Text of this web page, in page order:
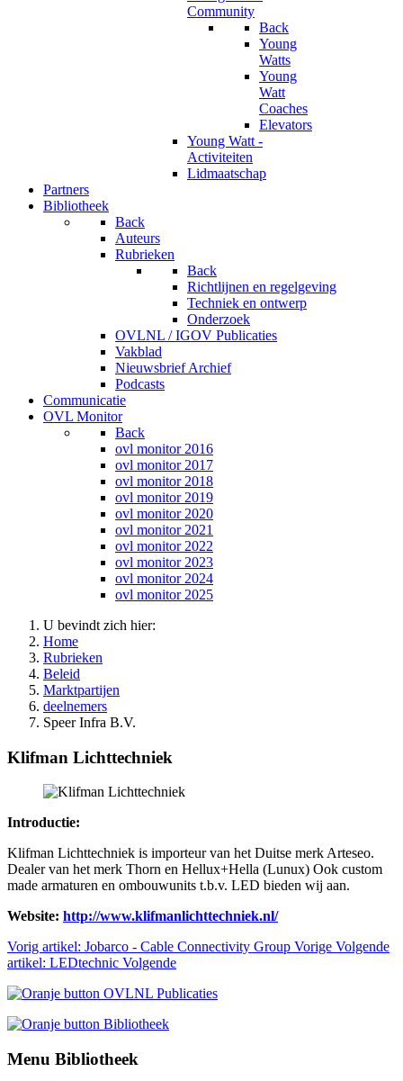
Community
Back
Young
Watts
Young
Watt
Coaches
Elevators
Young Watt -
Activiteiten
Lidmaatschap
Partners
Bibliotheek
Back
Auteurs
Rubrieken
Back
Richtlijnen en regelgeving
Techniek en ontwerp
Onderzoek
OVLNL / IGOV Publicaties
Vakblad
Nieuwsbrief Archief
Podcasts
Communicatie
OVL Monitor
Back
ovl monitor 2016
ovl monitor 2017
ovl monitor 2018
ovl monitor 2019
ovl monitor 2020
ovl monitor 2021
ovl monitor 2022
ovl monitor 2023
ovl monitor 2024
ovl monitor 2025
U bevindt zich hier:
Home
Rubrieken
Beleid
Marktpartijen
deelnemers
Speer Infra B.V.
Klifman Lichttechniek
Introductie:
Klifman Lichttechniek is importeur van het Duitse merk Arteseo.
Dealer van het merk Thorn en Hellux+Hella (Lunux) Ook custom
made armaturen en ombouwunits t.b.v. LED bieden wij aan.
Website: http://www.klifmanlichttechniek.nl/
Vorig artikel: Jobarco - Cable Connectivity Group Vorige Volgende
artikel: LEDtechnic Volgende
Menu Bibliotheek